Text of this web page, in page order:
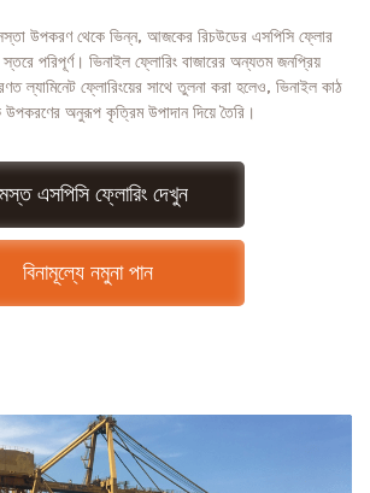
উপকরণ থেকে ভিন্ন, আজকের রিচউডের এসপিসি ফ্লোর
স্তরে পরিপূর্ণ। ভিনাইল ফ্লোরিং বাজারের অন্যতম জনপ্রিয়
ল্যামিনেট ফ্লোরিংয়ের সাথে তুলনা করা হলেও, ভিনাইল কাঠ
অনুরূপ কৃত্রিম উপাদান দিয়ে তৈরি।
এসপিসি ফ্লোরিং দেখুন
বিনামূল্যে নমুনা পান